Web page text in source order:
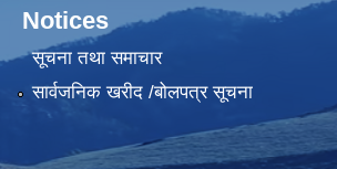
Notices
सूचना तथा समाचार
सार्वजनिक खरीद /बोलपत्र सूचना